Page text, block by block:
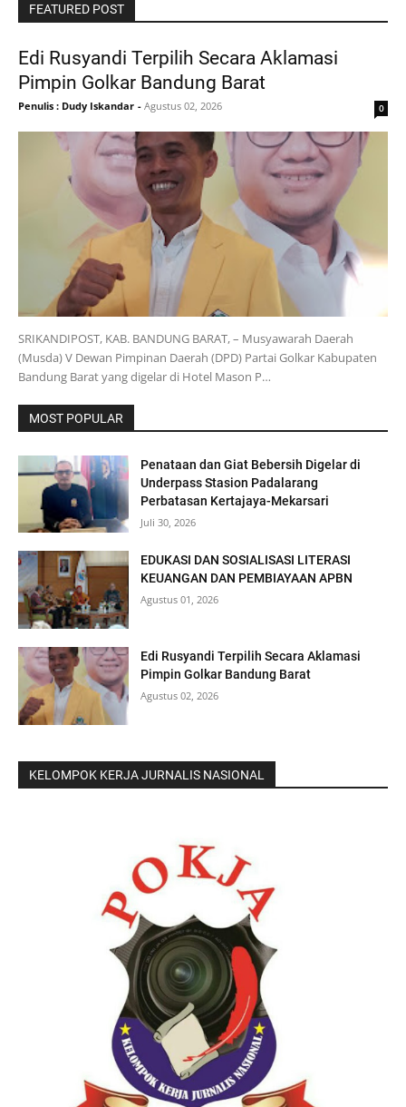
FEATURED POST
Edi Rusyandi Terpilih Secara Aklamasi
Pimpin Golkar Bandung Barat
Penulis : Dudy Iskandar - Agustus 02, 2026 0
SRIKANDIPOST, KAB. BANDUNG BARAT, – Musyawarah Daerah
(Musda) V Dewan Pimpinan Daerah (DPD) Partai Golkar Kabupaten
Bandung Barat yang digelar di Hotel Mason P…
MOST POPULAR
Penataan dan Giat Bebersih Digelar di
Underpass Stasion Padalarang
Perbatasan Kertajaya-Mekarsari
Juli 30, 2026
EDUKASI DAN SOSIALISASI LITERASI
KEUANGAN DAN PEMBIAYAAN APBN
Agustus 01, 2026
Edi Rusyandi Terpilih Secara Aklamasi
Pimpin Golkar Bandung Barat
Agustus 02, 2026
KELOMPOK KERJA JURNALIS NASIONAL